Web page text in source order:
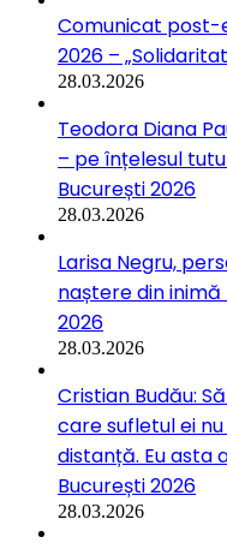
Comunicat post-
2026 –
28.03.2026
Teodora Diana
– pe înțelesul
București 2026
28.03.2026
Larisa Negru,
naștere din
2026
28.03.2026
Cristian Budău:
care sufletul ei
distanță. Eu asta
București 2026
28.03.2026